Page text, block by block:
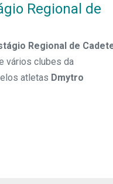
Regional de
Regional de
vários clubes da
atletas Dmytro